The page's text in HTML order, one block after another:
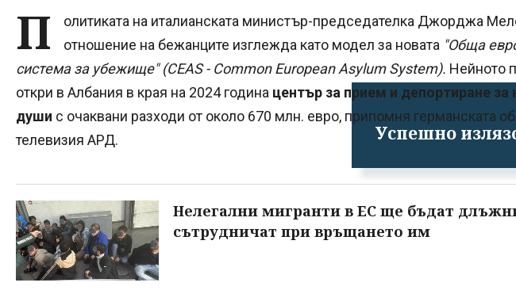
Успешно
П
олитиката на италианската министър-председателка Джорджа
отношение на бежанците изглежда като модел за новата "Обща
система за убежище" (CEAS - Common European Asylum System). Нейното
откри в Албания в края на 2024 година център за прием и депортиране за
души с очаквани разходи от около 670 млн. евро, припомня германската
телевизия АРД.
Нелегални мигранти в ЕС ще бъдат
сътрудничат при връщането им